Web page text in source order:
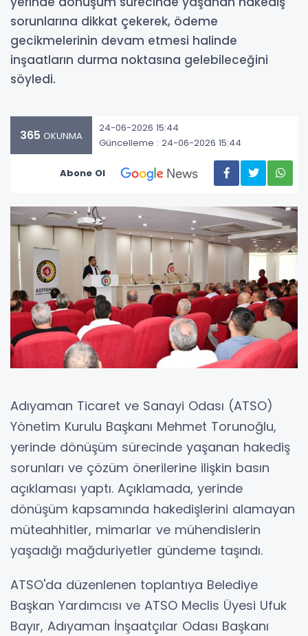
sorunlarına dikkat çekerek, ödeme
gecikmelerinin devam etmesi halinde
inşaatların durma noktasına gelebileceğini
söyledi.
365 OKUNMA
24-06-2026 15:44
Güncelleme : 24-06-2026 15:44
Abone Ol
Adıyaman Ticaret ve Sanayi Odası (ATSO)
Yönetim Kurulu Başkanı Mehmet Torunoğlu,
yerinde dönüşüm sürecinde yaşanan hakediş
sorunları ve çözüm önerilerine ilişkin basın
açıklaması yaptı. Açıklamada, yerinde
dönüşüm kapsamında hakedişlerini alamayan
müteahhitler, mimarlar ve mühendislerin
yaşadığı mağduriyetler gündeme taşındı.
ATSO'da düzenlenen toplantıya Belediye
Başkan Yardımcısı ve ATSO Meclis Üyesi Ufuk
Bayır, Adıyaman İnşaatçılar Odası Başkanı